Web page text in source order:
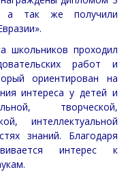
а так же получили
школьников проходил
работ и
ориентирован на
интереса у детей и
творческой,
интеллектуальной
знаний. Благодаря
интерес к